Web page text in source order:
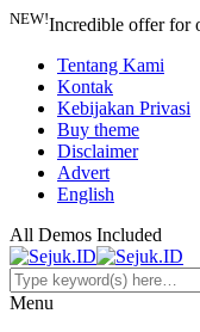
NEW!Incredible offer for
Tentang Kami
Kontak
Kebijakan Privasi
Buy theme
Disclaimer
Advert
English
All Demos Included
Menu